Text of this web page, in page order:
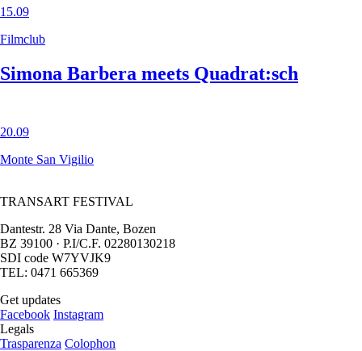
15.09
Filmclub
Simona Barbera meets Quadrat:sch
20.09
Monte San Vigilio
TRANSART FESTIVAL
Dantestr. 28 Via Dante, Bozen
BZ 39100 · P.I/C.F. 02280130218
SDI code W7YVJK9
TEL: 0471 665369
Get updates
Facebook Instagram
Legals
Trasparenza Colophon